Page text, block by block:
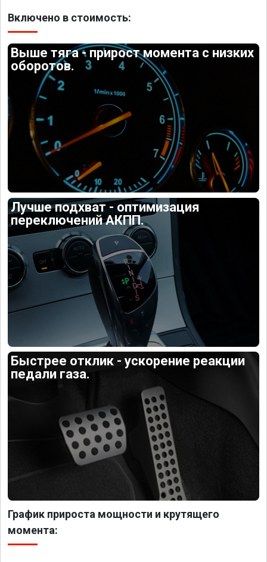
Включено в стоимость:
Выше тяга - прирост момента с низких
оборотов.
Лучше подхват - оптимизация
переключений АКПП.
Быстрее отклик - ускорение реакции
педали газа.
График прироста мощности и крутящего
момента: